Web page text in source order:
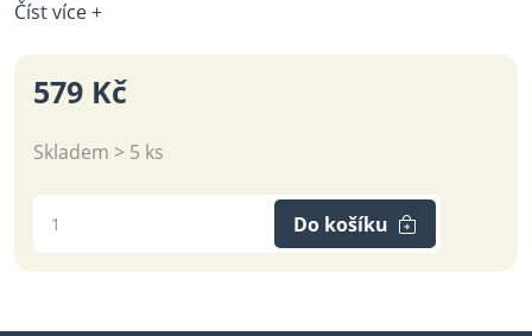
Číst více +
579 Kč
Skladem > 5 ks
Do košíku